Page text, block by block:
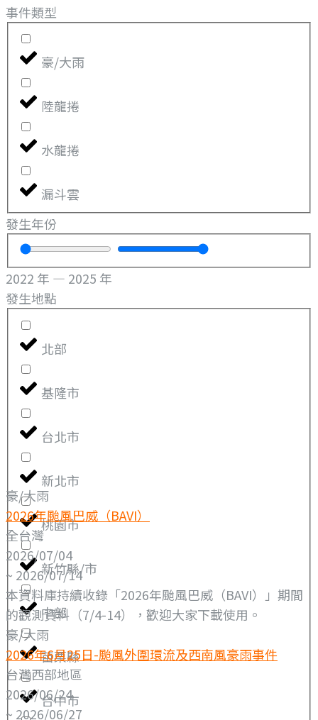
事件類型
豪/大雨
陸龍捲
水龍捲
漏斗雲
發生年份
2022 年 — 2025 年
發生地點
北部
基隆市
台北市
新北市
桃園市
新竹縣/市
中部
苗栗縣
台中市
豪/大雨
2026年颱風巴威（BAVI）
全台灣
2026/07/04
~ 2026/07/14
本資料庫持續收錄「2026年颱風巴威（BAVI）」期間
的觀測資料（7/4-14），歡迎大家下載使用。
豪/大雨
2026年6月25日-颱風外圍環流及西南風豪雨事件
台灣西部地區
2026/06/24
~ 2026/06/27